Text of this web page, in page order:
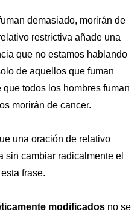
demasiado, morirán de
restrictiva añade una
que no estamos hablando
de aquellos que fuman
todos los hombres fuman
morirán de cancer.
una oración de relativo
sin cambiar radicalmente el
frase.
modificados no se